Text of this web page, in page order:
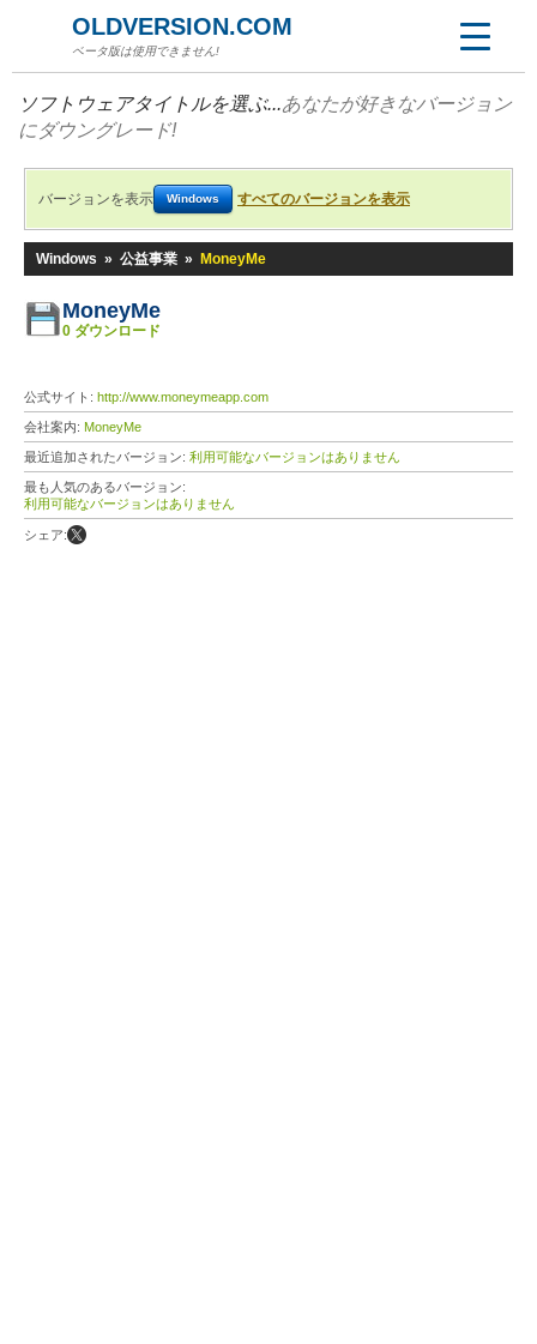
OLDVERSION.COM
ベータ版は使用できません!
ソフトウェアタイトルを選ぶ...あなたが好きなバージョン
にダウングレード!
バージョンを表示 Windows すべてのバージョンを表示
Windows » 公益事業 » MoneyMe
MoneyMe
0 ダウンロード
公式サイト: http://www.moneymeapp.com
会社案内: MoneyMe
最近追加されたバージョン: 利用可能なバージョンはありません
最も人気のあるバージョン:
利用可能なバージョンはありません
シェア: